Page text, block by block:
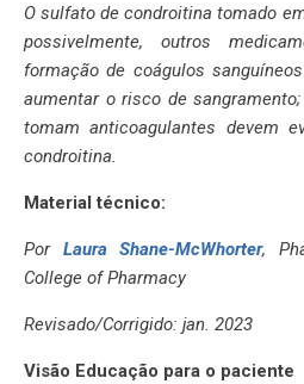
O sulfato de condroitina tomado
possivelmente, outros
formação de coágulos
aumentar o risco de
tomam anticoagulantes devem
condroitina.
Material técnico:
Por Laura Shane-McWhorter,
College of Pharmacy
Revisado/Corrigido: jan. 2023
Visão Educação para o paciente